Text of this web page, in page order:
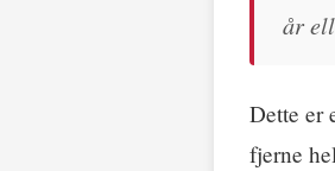
år
Dette er
fjerne